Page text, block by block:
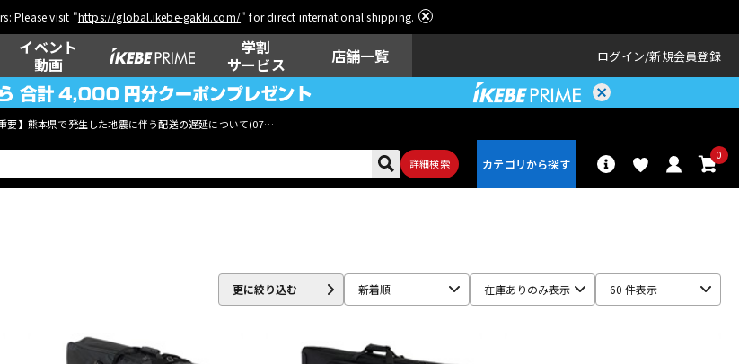
Please visit "https://global.ikebe-gakki.com/" for direct international shipping.
イベント
動画
学割
サービス
店舗一覧 ログイン 新規会員登録
重要】熊本県で発生した地震に伴う配送の遅延について(07月29日
詳細検索
0
管楽器
更に絞り込む 新着順 在庫ありのみ表示 60 件表示